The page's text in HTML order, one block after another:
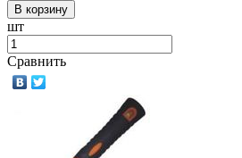
шт
Сравнить